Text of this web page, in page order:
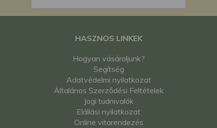
HASZNOS LINKEK
Hogyan vásároljunk?
Segítség
Adatvédelmi nyilatkozat
Általános Szerződési Feltételek
Jogi tudnivalók
Elállási nyilatkozat
Online vitarendezés